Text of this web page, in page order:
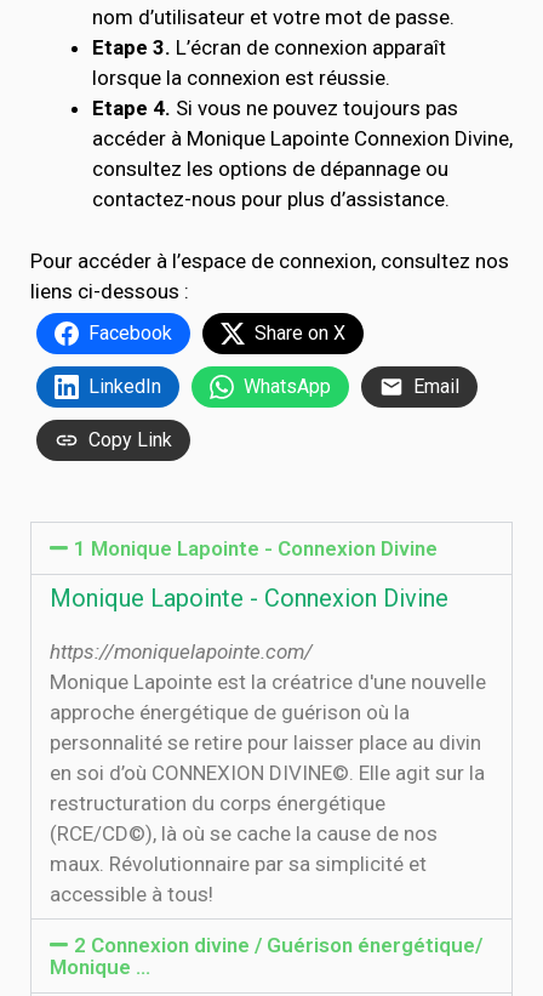
nom d’utilisateur et votre mot de passe.
Etape 3. L’écran de connexion apparaît
lorsque la connexion est réussie.
Etape 4. Si vous ne pouvez toujours pas
accéder à Monique Lapointe Connexion Divine,
consultez les options de dépannage ou
contactez-nous pour plus d’assistance.
Pour accéder à l’espace de connexion, consultez nos
liens ci-dessous :
Facebook Share on X
LinkedIn WhatsApp Email
Copy Link
1 Monique Lapointe - Connexion Divine
Monique Lapointe - Connexion Divine
https://moniquelapointe.com/
Monique Lapointe est la créatrice d'une nouvelle
approche énergétique de guérison où la
personnalité se retire pour laisser place au divin
en soi d’où CONNEXION DIVINE©. Elle agit sur la
restructuration du corps énergétique
(RCE/CD©), là où se cache la cause de nos
maux. Révolutionnaire par sa simplicité et
accessible à tous!
2 Connexion divine / Guérison énergétique/
Monique …